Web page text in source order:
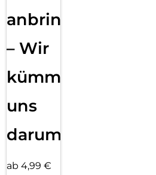
anbringen
– Wir
kümmern
uns
darum!
ab 4,99 €